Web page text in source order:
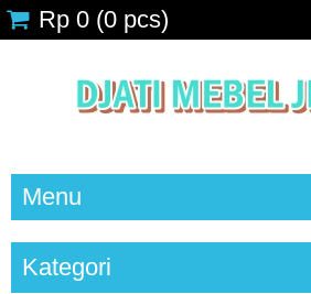
Rp 0 (0 pcs)
Menu
Kategori